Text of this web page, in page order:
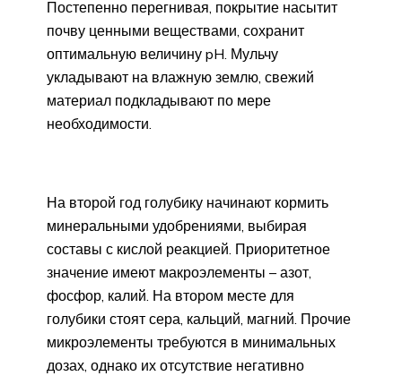
Постепенно перегнивая, покрытие насытит
почву ценными веществами, сохранит
оптимальную величину pH. Мульчу
укладывают на влажную землю, свежий
материал подкладывают по мере
необходимости.
На второй год голубику начинают кормить
минеральными удобрениями, выбирая
составы с кислой реакцией. Приоритетное
значение имеют макроэлементы – азот,
фосфор, калий. На втором месте для
голубики стоят сера, кальций, магний. Прочие
микроэлементы требуются в минимальных
дозах, однако их отсутствие негативно